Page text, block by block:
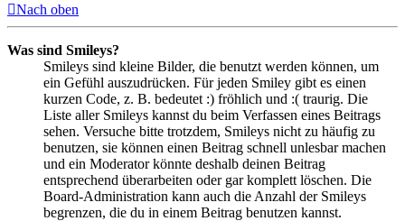
Nach oben
Was sind Smileys?
Smileys sind kleine Bilder, die benutzt werden können, um
ein Gefühl auszudrücken. Für jeden Smiley gibt es einen
kurzen Code, z. B. bedeutet :) fröhlich und :( traurig. Die
Liste aller Smileys kannst du beim Verfassen eines Beitrags
sehen. Versuche bitte trotzdem, Smileys nicht zu häufig zu
benutzen, sie können einen Beitrag schnell unlesbar machen
und ein Moderator könnte deshalb deinen Beitrag
entsprechend überarbeiten oder gar komplett löschen. Die
Board-Administration kann auch die Anzahl der Smileys
begrenzen, die du in einem Beitrag benutzen kannst.